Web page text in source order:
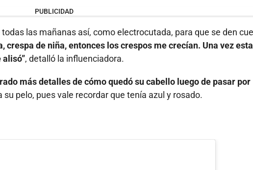
PUBLICIDAD
las mañanas así, como electrocutada, para que se den
crespa de niña, entonces los crespos me crecían. Una vez
, detalló la influenciadora.
más detalles de cómo quedó su cabello luego de pasar por
pelo, pues vale recordar que tenía azul y rosado.